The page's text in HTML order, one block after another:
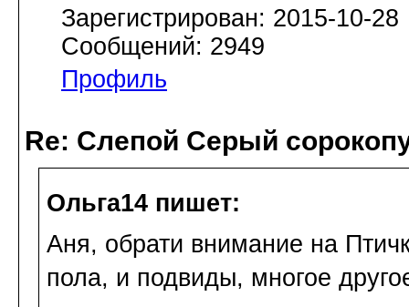
Зарегистрирован: 2015-10-28
Сообщений: 2949
Профиль
Re: Слепой Серый
Ольга14 пишет:
Аня, обрати внимание на
пола, и подвиды, многое